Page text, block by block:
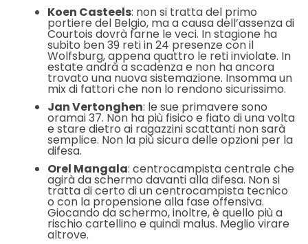
Koen Casteels: non si tratta del primo
portiere del Belgio, ma a causa dell’assenza di
Courtois dovrà farne le veci. In stagione ha
subito ben 39 reti in 24 presenze con il
Wolfsburg, appena quattro le reti inviolate. In
estate andrà a scadenza e non ha ancora
trovato una nuova sistemazione. Insomma un
mix di fattori che non lo rendono sicurissimo.
Jan Vertonghen: le sue primavere sono
oramai 37. Non ha più fisico e fiato di una volta
e stare dietro ai ragazzini scattanti non sarà
semplice. Non la più sicura delle opzioni per la
difesa.
Orel Mangala: centrocampista centrale che
agirà da schermo davanti alla difesa. Non si
tratta di certo di un centrocampista tecnico
o con la propensione alla fase offensiva.
Giocando da schermo, inoltre, è quello più a
rischio cartellino e quindi malus. Meglio virare
altrove.